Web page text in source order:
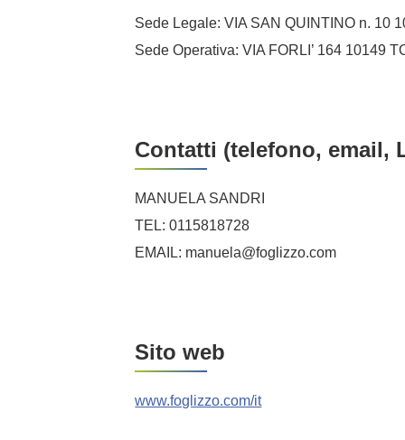
Sede Legale: VIA SAN QUINTINO n. 10
Sede Operativa: VIA FORLI’ 164 10149
Contatti (telefono, email,
MANUELA SANDRI
TEL: 0115818728
EMAIL: manuela@foglizzo.com
Sito web
www.foglizzo.com/it